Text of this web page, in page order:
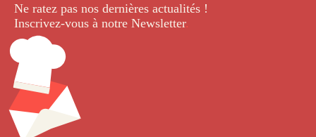
Ne ratez pas nos dernières actualités !
Inscrivez-vous à notre Newsletter.